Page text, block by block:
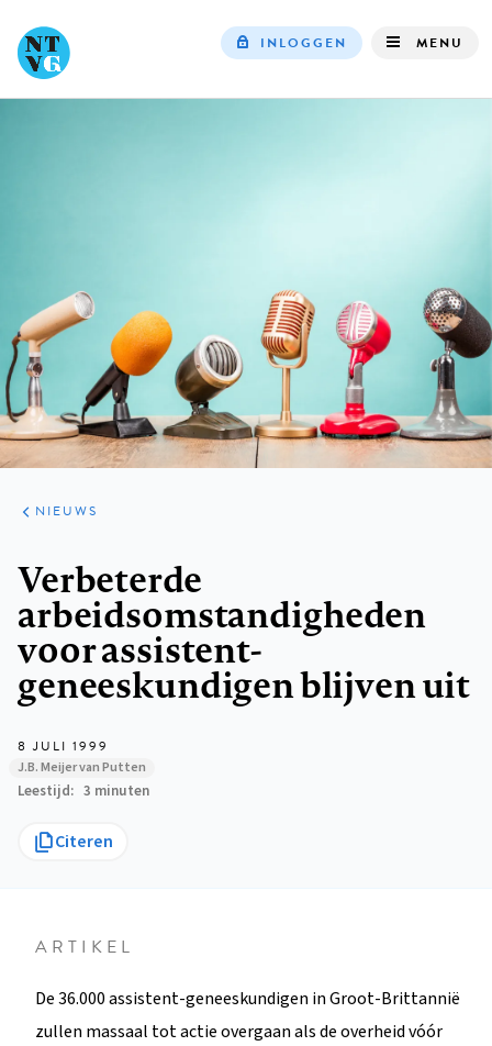
INLOGGEN MENU
ARTIKELEN
HET
KORT
NIEUWS
Verbeterde
arbeidsomstandigheden
voor assistent-
geneeskundigen blijven uit
8 JULI 1999
J.B. Meijer van Putten
Leestijd 3 minuten
Citeren
ARTIKEL
De 36.000 assistent-geneeskundigen in Groot-Brittannië
zullen massaal tot actie overgaan als de overheid vóór